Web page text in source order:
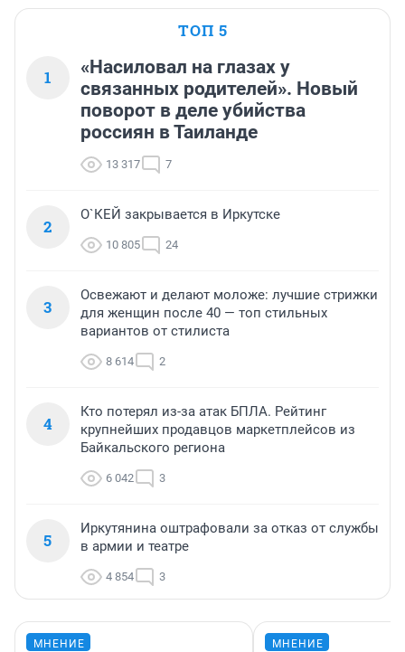
ТОП 5
1
«Насиловал на глазах у
связанных родителей». Новый
поворот в деле убийства
россиян в Таиланде
13 317 7
2
О`КЕЙ закрывается в Иркутске
10 805 24
3
Освежают и делают моложе: лучшие стрижки
для женщин после 40 — топ стильных
вариантов от стилиста
8 614 2
4
Кто потерял из-за атак БПЛА. Рейтинг
крупнейших продавцов маркетплейсов из
Байкальского региона
6 042 3
5
Иркутянина оштрафовали за отказ от службы
в армии и театре
4 854 3
МНЕНИЕ МНЕНИЕ